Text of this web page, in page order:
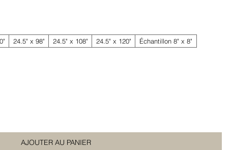
24.5" x 98" 24.5" x 108" 24.5" x 120" Échantillon 8" x 8"
AJOUTER AU PANIER